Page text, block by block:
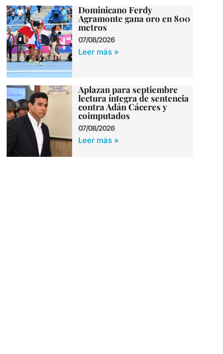
Dominicano Ferdy
Agramonte gana oro en 800
metros
07/08/2026
Leer más »
Aplazan para septiembre
lectura íntegra de sentencia
contra Adán Cáceres y
coimputados
07/08/2026
Leer más »